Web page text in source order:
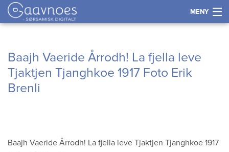
MENY
Språk
innholdet
skriftBaajh Vaeride Årrodh! La fjella leve
Tjaktjen Tjanghkoe 1917 Foto Erik
Brenli
Baajh Vaeride Årrodh! La fjella leve Tjaktjen Tjanghkoe 1917